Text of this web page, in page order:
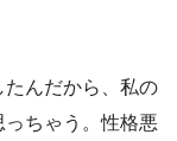
たんだから、私の
ちゃう。性格悪